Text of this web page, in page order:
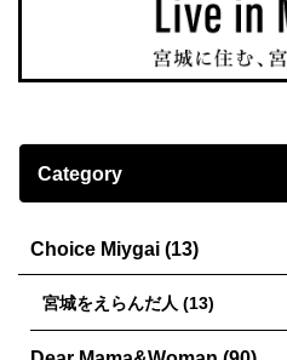
Category
Choice Miygai (13)
宮城をえらんだ人 (13)